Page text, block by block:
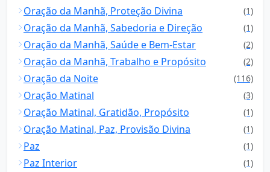
Oração da Manhã, Proteção Divina (1)
Oração da Manhã, Sabedoria e Direção (1)
Oração da Manhã, Saúde e Bem-Estar (2)
Oração da Manhã, Trabalho e Propósito (2)
Oração da Noite (116)
Oração Matinal (3)
Oração Matinal, Gratidão, Propósito (1)
Oração Matinal, Paz, Provisão Divina (1)
Paz (1)
Paz Interior (1)